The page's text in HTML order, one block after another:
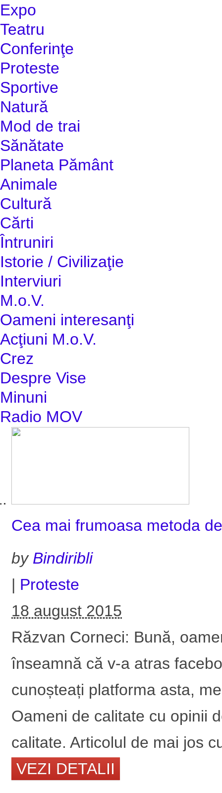
Expo
Teatru
Conferinţe
Proteste
Sportive
Natură
Mod de trai
Sănătate
Planeta Pământ
Animale
Cultură
Cărti
Întruniri
Istorie / Civilizaţie
Interviuri
M.o.V.
Oameni interesanţi
Acţiuni M.o.V.
Crez
Despre Vise
Minuni
Radio MOV
Cea mai frumoasa metoda
by Bindiribli
| Proteste
18 august 2015
Răzvan Corneci: Bună,
înseamnă că v-a atras
cunoșteați platforma asta,
Oameni de calitate cu opinii
calitate. Articolul de mai jos
VEZI DETALII